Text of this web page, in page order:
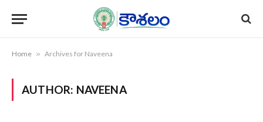
Home » Archives for Naveena
AUTHOR: NAVEENA